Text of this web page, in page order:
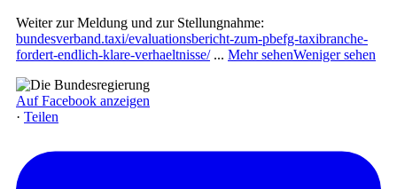
Weiter zur Meldung und zur Stellungnahme:
bundesverband.taxi/evaluationsbericht-zum-pbefg-taxibranche-
fordert-endlich-klare-verhaeltnisse/ ... Mehr sehenWeniger sehen
Auf Facebook anzeigen
· Teilen